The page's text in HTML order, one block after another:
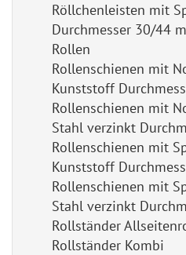
Röllchenleisten mit
Durchmesser 30/44
Rollen
Rollenschienen mit
Kunststoff
Rollenschienen mit
Stahl verzinkt
Rollenschienen mit
Kunststoff
Rollenschienen mit
Stahl verzinkt
Rollständer
Rollständer Kombi